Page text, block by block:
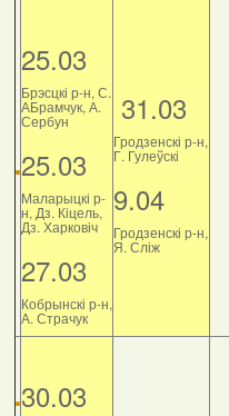
25.03
Брэсцкі р-н, С.
АБрамчук, А.
Сербун
25.03
Маларыцкі р-
н, Дз. Кіцель,
Дз. Харковіч
27.03
Кобрынскі р-н,
А. Страчук
31.03
Гродзенскі р-н,
Г. Гулеўскі
9.04
Гродзенскі р-н,
Я. Сліж
30.03